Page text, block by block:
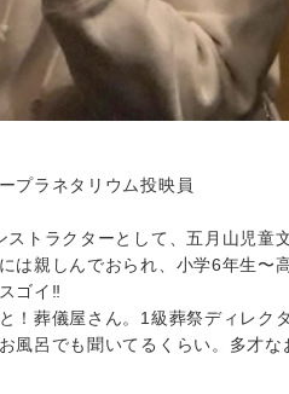
プラネタリウム投映員
トラクターとして、五月山児童
は親しんでおられ、小学6年生〜
ゴイ‼︎
！葬儀屋さん。1級葬祭ディレク
風呂でも聞いてるくらい。多才な